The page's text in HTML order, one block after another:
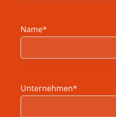
Name*
Unternehmen*